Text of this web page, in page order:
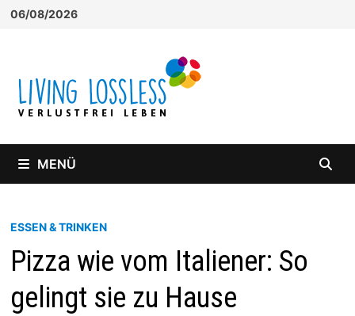
Zum
06/08/2026
MENÜ
ESSEN & TRINKEN
Pizza wie vom Italiener: So
gelingt sie zu Hause